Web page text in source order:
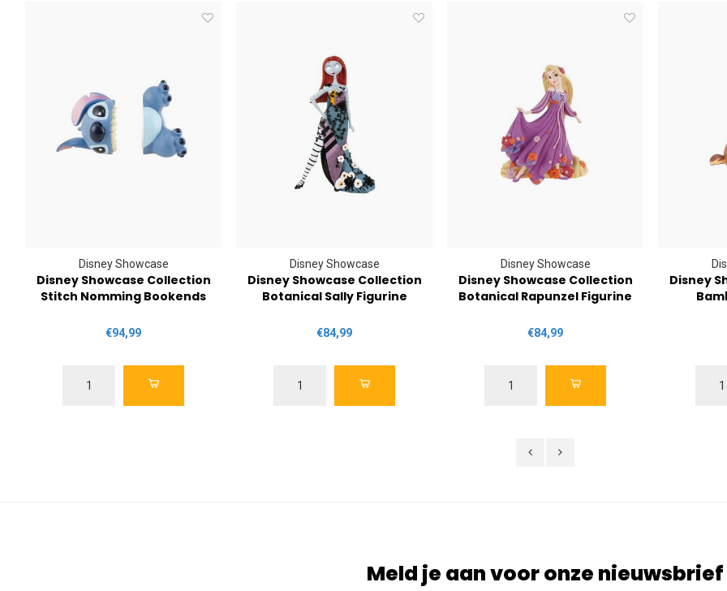
Disney Showcase
Disney Showcase Collection
Stitch Nomming Bookends
€94,99
Disney Showcase
Disney Showcase Collection
Botanical Sally Figurine
€84,99
Disney Showcase
Disney Showcase Collection
Botanical Rapunzel Figurine
€84,99
Disney
Meld je aan voor onze nieuwsbrief